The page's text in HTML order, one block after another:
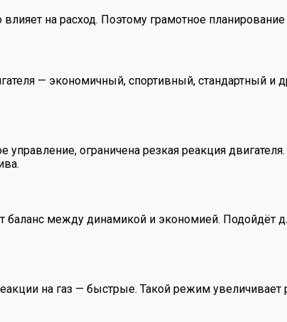
на расход. Поэтому грамотное
— экономичный, спортивный, стандартный и
ограничена резкая реакция
между динамикой и экономией. Подойдёт
на газ — быстрые. Такой режим увеличивает